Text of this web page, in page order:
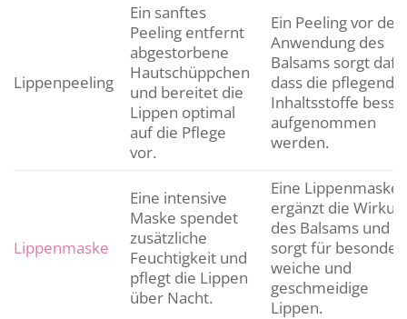
Lippenpeeling
Ein sanftes
Peeling entfernt
abgestorbene
Hautschüppchen
und bereitet die
Lippen optimal
auf die Pflege
vor.
Ein Peeling vor der
Anwendung des
Balsams sorgt
dass die
Inhaltsstoffe
aufgenommen
werden.
Lippenmaske
Eine intensive
Maske spendet
zusätzliche
Feuchtigkeit und
pflegt die Lippen
über Nacht.
Eine Lippenmaske
ergänzt die
des Balsams und
sorgt für
weiche und
geschmeidige
Lippen.